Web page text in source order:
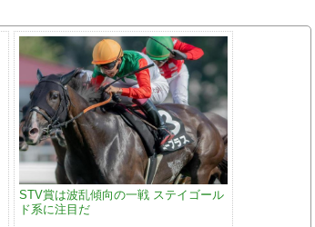
STV賞は波乱傾向の一戦 ステイゴール
ド系に注目だ